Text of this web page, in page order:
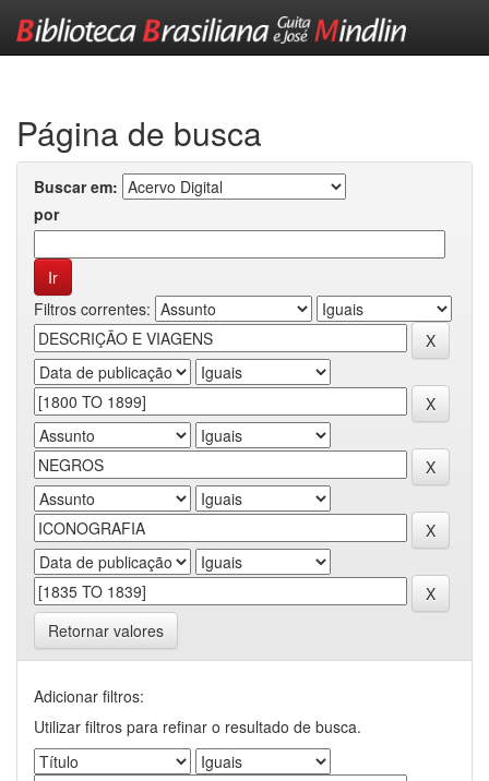
Página de busca
Buscar em:
por
Filtros correntes:
Retornar valores
Adicionar filtros:
Utilizar filtros para refinar o resultado de busca.